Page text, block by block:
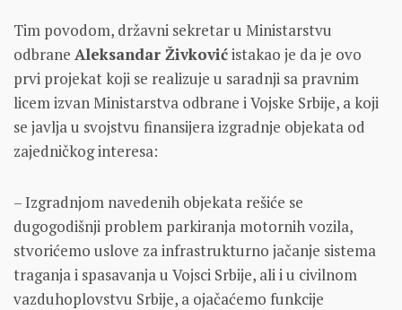
Tim povodom, državni sekretar u Ministarstvu
odbrane Aleksandar Živkovićistakao je da je ovo
prvi projekat koji se realizuje u saradnji sa pravnim
licem izvan Ministarstva odbrane i Vojske Srbije, a koji
se javlja u svojstvu finansijera izgradnje objekata od
zajedničkog interesa:
– Izgradnjom navedenih objekata rešiće se
dugogodišnji problem parkiranja motornih vozila,
stvorićemo uslove za infrastrukturno jačanje sistema
traganja i spasavanja u Vojsci Srbije, ali i u civilnom
vazduhoplovstvu Srbije, a ojačaćemo funkcije